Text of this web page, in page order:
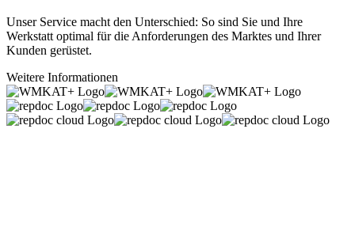
Unser Service macht den Unterschied: So sind Sie und Ihre
Werkstatt optimal für die Anforderungen des Marktes und Ihrer
Kunden gerüstet.
Weitere Informationen